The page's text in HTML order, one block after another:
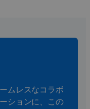
ムレスなコラボ
ションに、この